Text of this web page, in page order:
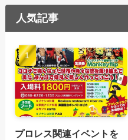
人気記事
プロレス関連イベントを